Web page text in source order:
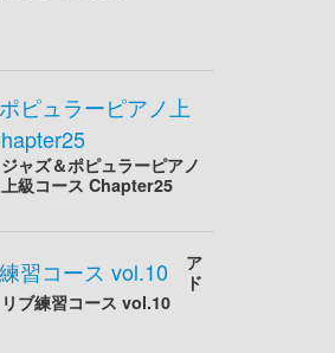
ジャズ＆ポピュラーピアノ
上級コース Chapter25
ア
ド
リブ練習コース vol.10